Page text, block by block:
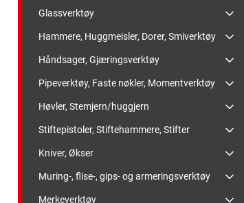
Glassverktøy
Hammere, Huggmeisler, Dorer, Smiverktøy
Håndsager, Gjæringsverktøy
Pipeverktøy, Faste nøkler, Momentverktøy
Høvler, Stemjern/huggjern
Stiftepistoler, Stiftehammere, Stifter
Kniver, Økser
Muring-, flise-, gips- og armeringsverktøy
Merkeverktøy